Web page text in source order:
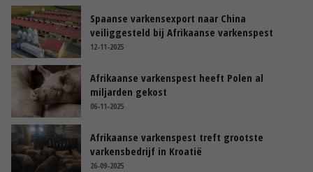
Spaanse varkensexport naar China
veiliggesteld bij Afrikaanse varkenspest
12-11-2025
Afrikaanse varkenspest heeft Polen al
miljarden gekost
06-11-2025
Afrikaanse varkenspest treft grootste
varkensbedrijf in Kroatië
26-09-2025